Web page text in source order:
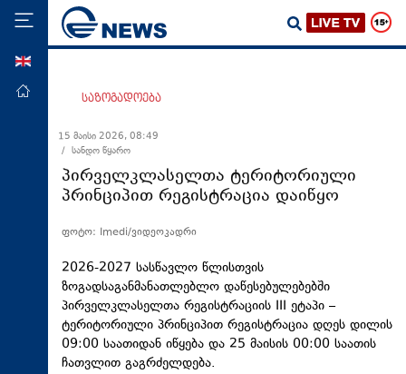
მთავარი
ეკონომიკა
მსოფლიო
სამართალი
თავდაცვა
რეგიონი
კულტურა
საზოგადოება
15 მაისი 2026, 08:49
/ სანდო წყარო
პირველკლასელთა ტერიტორიული
პრინციპით რეგისტრაცია დაიწყო
ფოტო: Imedi/ვიდეოკადრი
2026-2027 სასწავლო წლისთვის
ზოგადსაგანმანათლებლო დაწესებულებებში
პირველკლასელთა რეგისტრაციის III ეტაპი –
ტერიტორიული პრინციპით რეგისტრაცია დღეს დილის
09:00 საათიდან იწყება და 25 მაისის 00:00 საათის
ჩათვლით გაგრძელდება.